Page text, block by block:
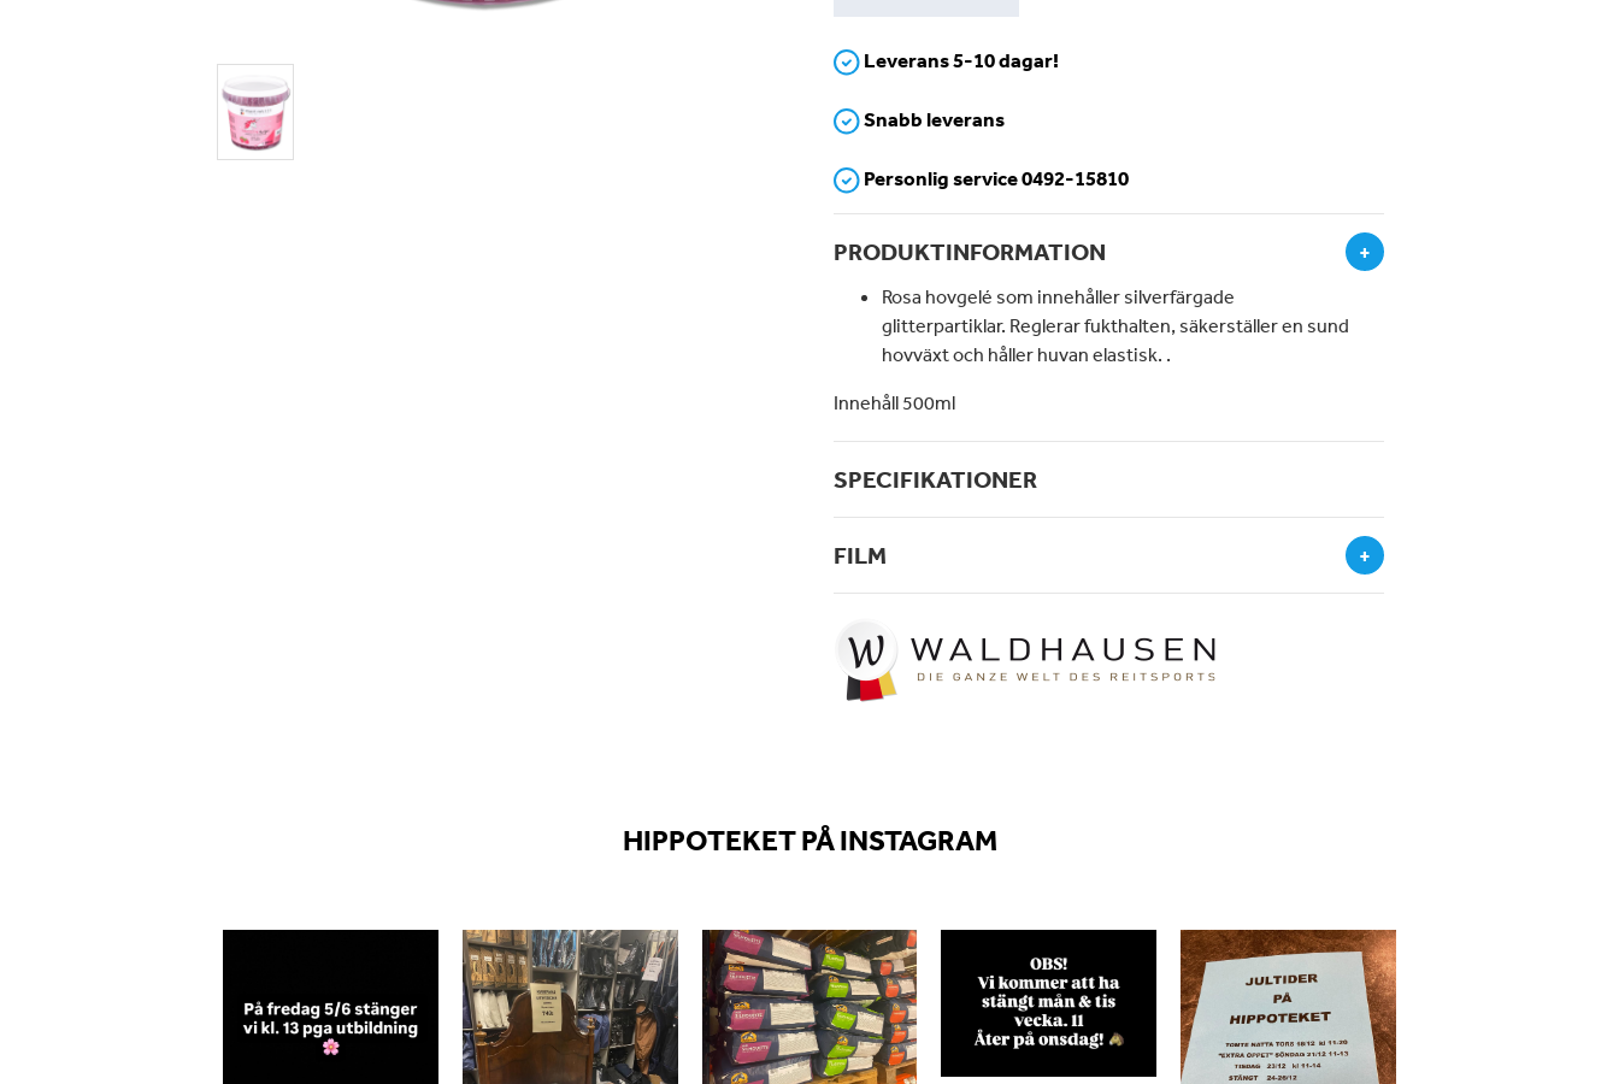
Leverans 5-10 dagar!
Snabb leverans
Personlig service 0492-15810
PRODUKTINFORMATION +
Rosa hovgelé som innehåller silverfärgade
glitterpartiklar. Reglerar fukthalten, säkerställer en sund
hovväxt och håller huvan elastisk. .
Innehåll 500ml
SPECIFIKATIONER
FILM +
HIPPOTEKET PÅ INSTAGRAM